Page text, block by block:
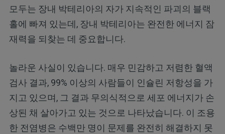
모두는 장내 박테리아의 자가 지속적인 파괴의 블랙
홀에 빠져 있는데, 장내 박테리아는 완전한 에너지 잠
재력을 되찾는 데 중요합니다.
놀라운 사실이 있습니다. 매우 민감하고 저렴한 혈액
검사 결과, 99% 이상의 사람들이 인슐린 저항성을 가
지고 있으며, 그 결과 무의식적으로 세포 에너지가 손
상된 채 살아가고 있는 것으로 나타났습니다. 이 조용
한 전염병은 수백만 명이 문제를 완전히 해결하지 못